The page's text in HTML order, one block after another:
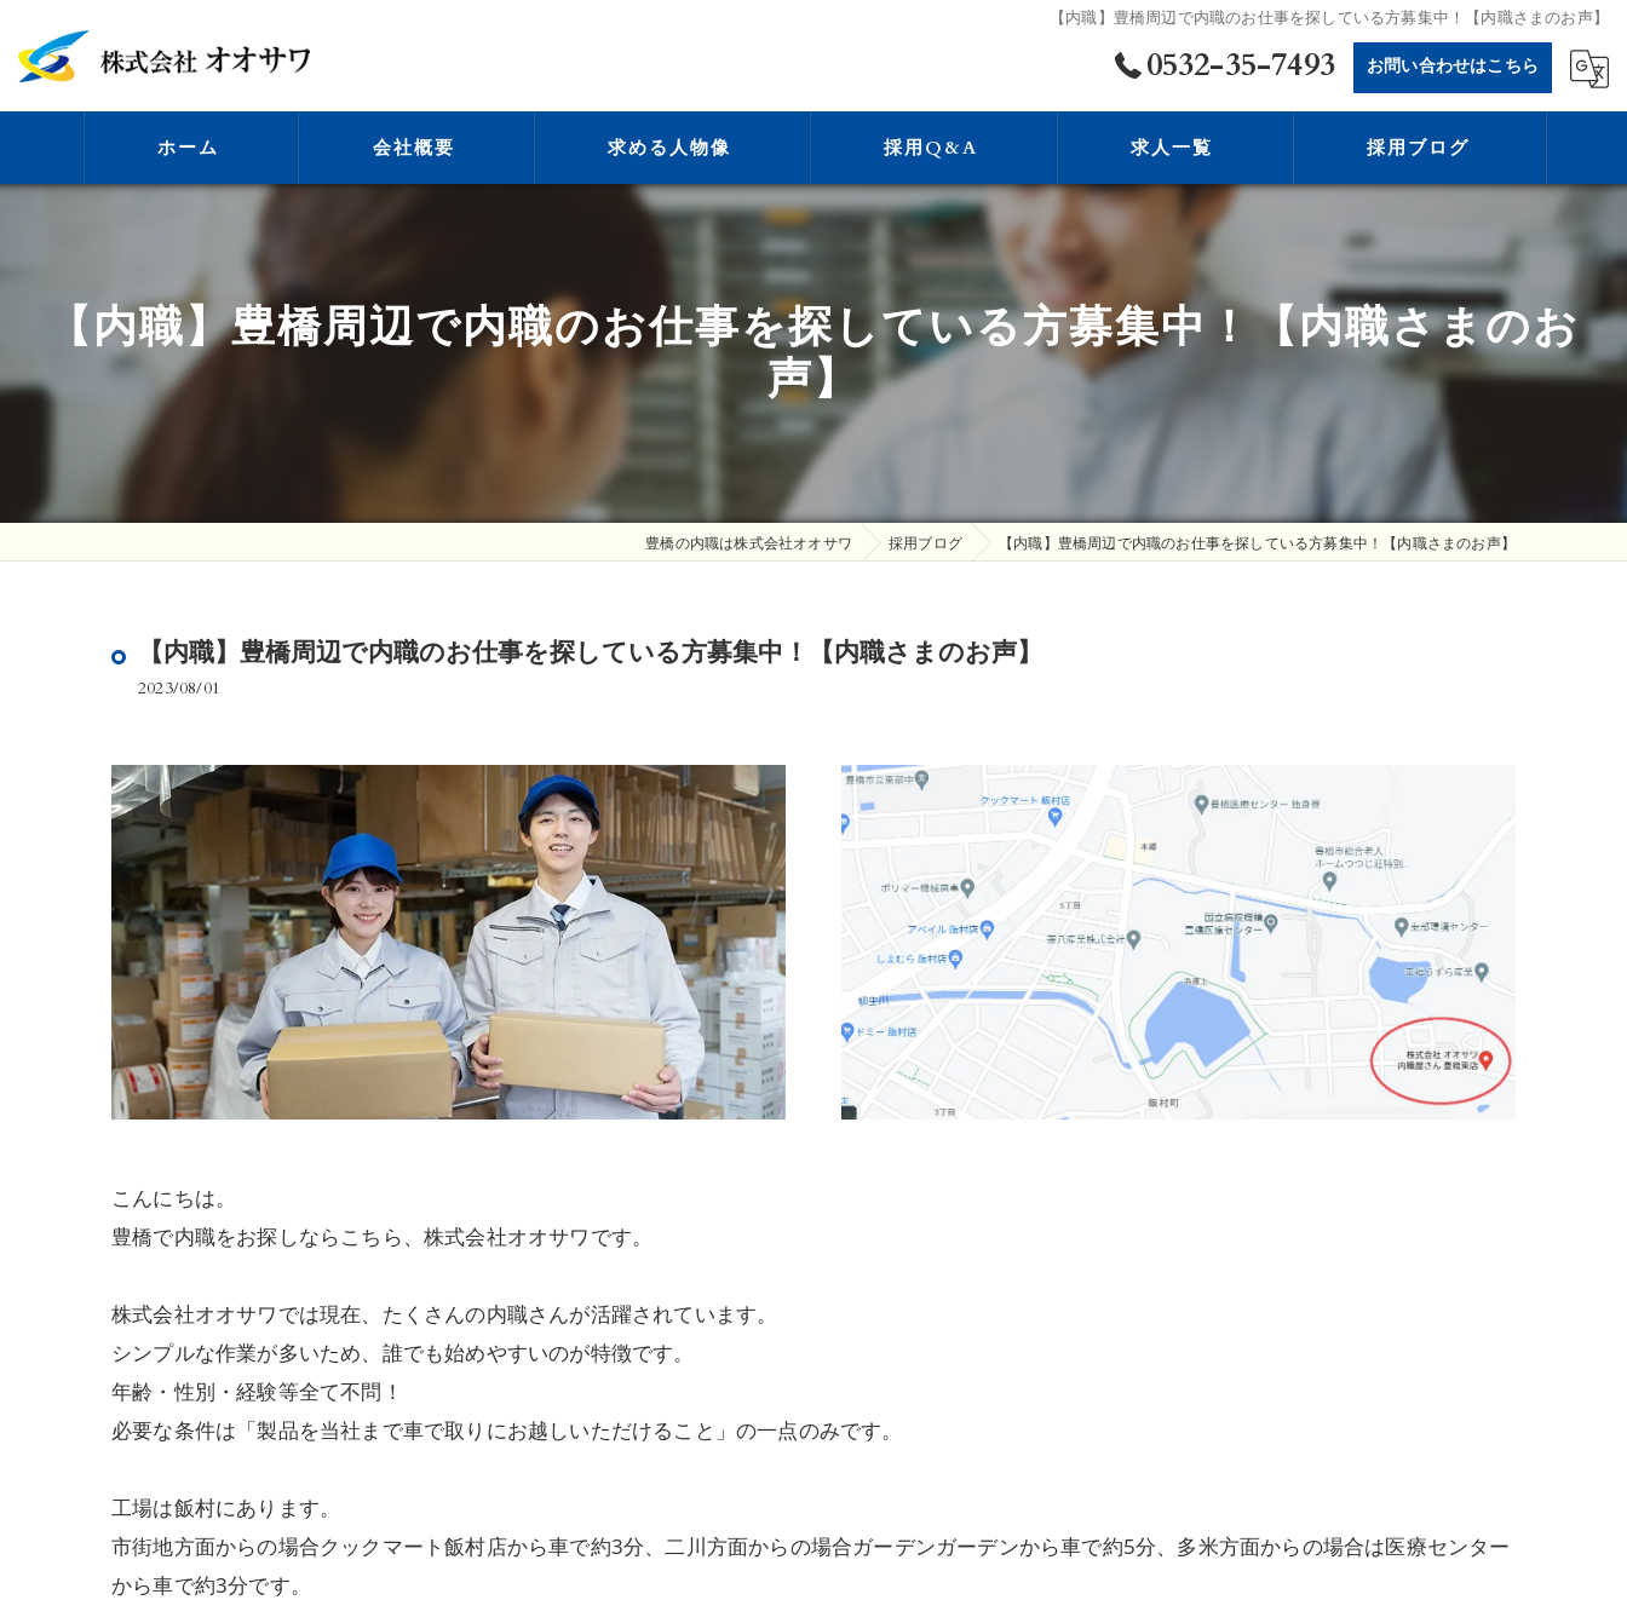
【内職】豊橋周辺で内職のお仕事を探している方募集中！【内職さまのお声】
0532-35-7493 お問い合わせはこちら
ホーム 会社概要
ビジョン
求める人物像 採用Q&A 求人一覧 採用ブログ
【内職】豊橋周辺で内職のお仕事を探している方募集中！【内職さまのお
声】
豊橋の内職は株式会社オオサワ 採用ブログ 【内職】豊橋周辺で内職のお仕事を探している方募集中！【内職さまのお声】
【内職】豊橋周辺で内職のお仕事を探している方募集中！【内職さまのお声】
2023/08/01
こんにちは。
豊橋で内職をお探しならこちら、株式会社オオサワです。
株式会社オオサワでは現在、たくさんの内職さんが活躍されています。
シンプルな作業が多いため、誰でも始めやすいのが特徴です。
年齢・性別・経験等全て不問！
必要な条件は「製品を当社まで車で取りにお越しいただけること」の一点のみです。
工場は飯村にあります。
市街地方面からの場合クックマート飯村店から車で約3分、二川方面からの場合ガーデンガーデンから車で約5分、多米方面からの場合は医療センター
から車で約3分です。